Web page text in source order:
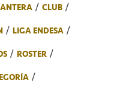
CLUB
LIGA ENDESA
ROSTER